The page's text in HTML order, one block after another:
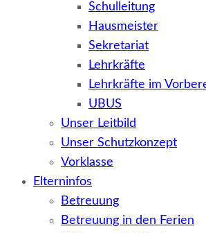
Schulleitung
Hausmeister
Sekretariat
Lehrkräfte
Lehrkräfte im
UBUS
Unser Leitbild
Unser Schutzkonzept
Vorklasse
Elterninfos
Betreuung
Betreuung in den Ferien